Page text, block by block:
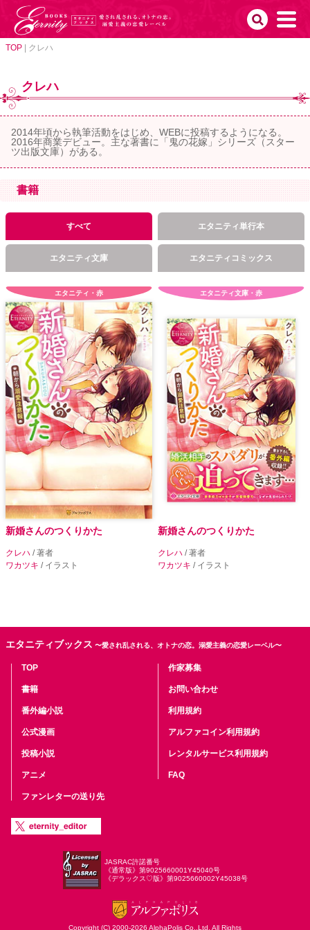
TOP クレハ
クレハ
2014年頃から執筆活動をはじめ、WEBに投稿するようになる。
2016年商業デビュー。主な著書に「鬼の花嫁」シリーズ（スター
ツ出版文庫）がある。
書籍
すべて エタニティ単行本
エタニティ文庫 エタニティコミックス
エタニティ・赤
新婚さんのつくりかた
クレハ / 著者
ワカツキ / イラスト
エタニティ文庫・赤
新婚さんのつくりかた
クレハ / 著者
ワカツキ / イラスト
エタニティブックス 〜愛され乱される、オトナの恋。溺愛主義の恋愛レーベル〜
TOP
書籍
番外編小説
公式漫画
投稿小説
アニメ
ファンレターの送り先
作家募集
お問い合わせ
利用規約
アルファコイン利用規約
レンタルサービス利用規約
FAQ
JASRAC許諾番号
《通常版》第9025660001Y45040号
《デラックス♡版》第9025660002Y45038号
Copyright (C) 2000-2026 AlphaPolis Co.,Ltd. All Rights